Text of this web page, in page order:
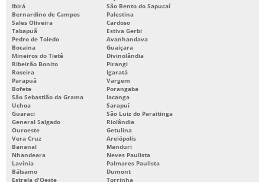
Ibirá
São Bento do Sapucaí
Bernardino de Campos
Palestina
Sales Oliveira
Cardoso
Tabapuã
Estiva Gerbi
Pedro de Toledo
Avanhandava
Bocaina
Guaiçara
Mineiros do Tietê
Divinolândia
Ribeirão Bonito
Pirangi
Roseira
Igaratá
Parapuã
Vargem
Bofete
Porangaba
São Sebastião da Grama
Iacanga
Uchoa
Sarapuí
Guaraci
São Luiz do Paraitinga
General Salgado
Riolândia
Ouroeste
Getulina
Vera Cruz
Areiópolis
Bananal
Manduri
Nhandeara
Neves Paulista
Lavínia
Palmares Paulista
Bálsamo
Dumont
Estrela d'Oeste
Torrinha